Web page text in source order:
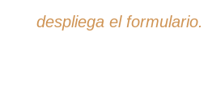
despliega el formulario.